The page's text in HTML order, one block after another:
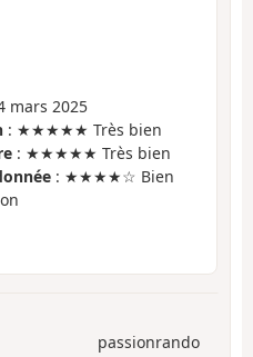
mars 2025
: ★★★★★ Très bien
: ★★★★★ Très bien
: ★★★★☆ Bien
passionrando